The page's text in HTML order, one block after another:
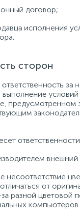
договор;
исполнения
сторон
за
предусмотренном
ответственности
внешний
несоответствие
от
разной цветовой
компьютеров